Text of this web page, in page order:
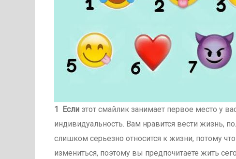
1 Если этот смайлик занимает первое место у
индивидуальность. Вам нравится вести жизнь,
слишком серьезно относится к жизни, потому
измениться, поэтому вы предпочитаете жить